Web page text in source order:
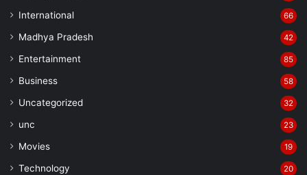
International 66
Madhya Pradesh 42
Entertainment 85
Business 58
Uncategorized 32
unc 23
Movies 19
Technology 20